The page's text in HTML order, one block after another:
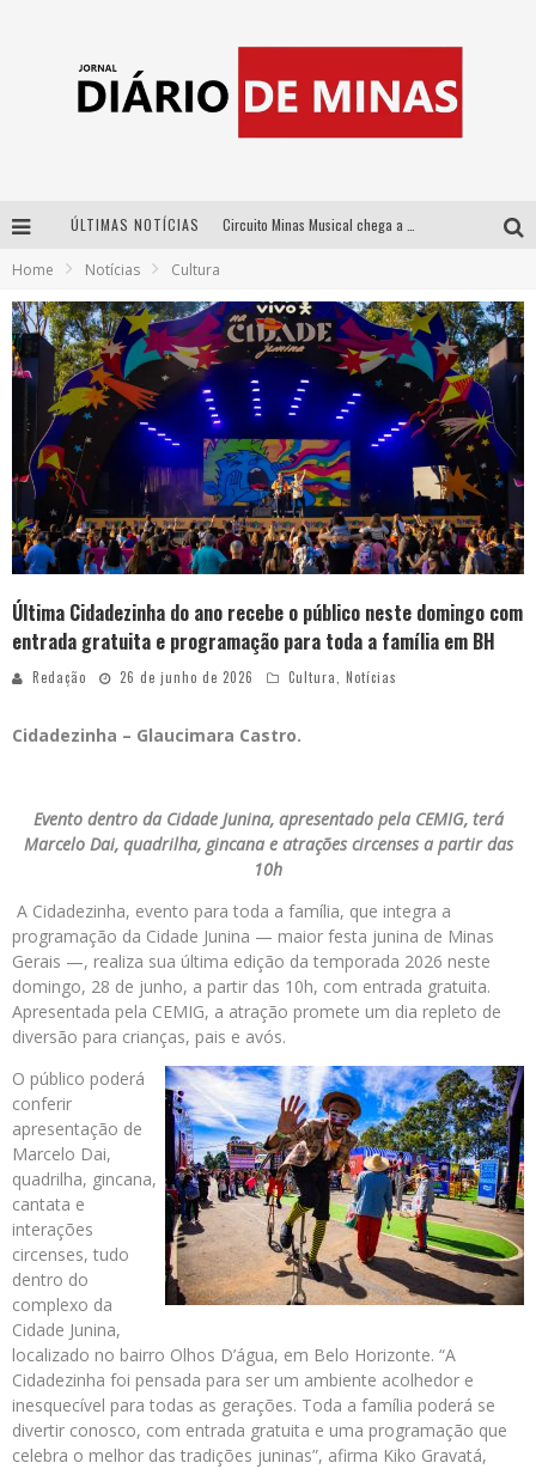
ÚLTIMAS NOTÍCIAS
No clima do Hexa: “Passinho do Brasil”, da DJ Danny Albuquerque, é a música que embala a torcida brasileira na Copa do Mundo 2026
Yan traz a turnê nacional do PagodYANdo para Belo Horizonte
Home Notícias Cultura
Última Cidadezinha do ano recebe o público neste domingo com
entrada gratuita e programação para toda a família em BH
Redação 26 de junho de 2026 Cultura, Notícias
Cidadezinha – Glaucimara Castro.
Evento dentro da Cidade Junina, apresentado pela CEMIG, terá
Marcelo Dai, quadrilha, gincana e atrações circenses a partir das
10h
A Cidadezinha, evento para toda a família, que integra a
programação da Cidade Junina — maior festa junina de Minas
Gerais —, realiza sua última edição da temporada 2026 neste
domingo, 28 de junho, a partir das 10h, com entrada gratuita.
Apresentada pela CEMIG, a atração promete um dia repleto de
diversão para crianças, pais e avós.
O público poderá
conferir
apresentação de
Marcelo Dai,
quadrilha, gincana,
cantata e
interações
circenses, tudo
dentro do
complexo da
Cidade Junina,
localizado no bairro Olhos D’água, em Belo Horizonte. “A
Cidadezinha foi pensada para ser um ambiente acolhedor e
inesquecível para todas as gerações. Toda a família poderá se
divertir conosco, com entrada gratuita e uma programação que
celebra o melhor das tradições juninas”, afirma Kiko Gravatá,